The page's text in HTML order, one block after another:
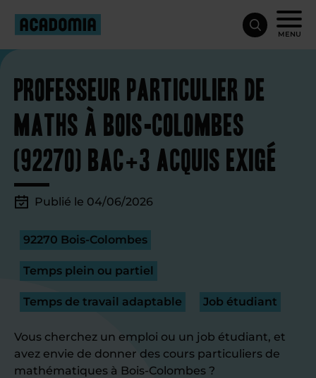
MENU
Professeur particulier de
maths à Bois-Colombes
(92270) Bac+3 acquis exigé
Publié le 04/06/2026
92270 Bois-Colombes
Temps plein ou partiel
Temps de travail adaptable Job étudiant
Vous cherchez un emploi ou un job étudiant, et
avez envie de donner des cours particuliers de
mathématiques à Bois-Colombes ?